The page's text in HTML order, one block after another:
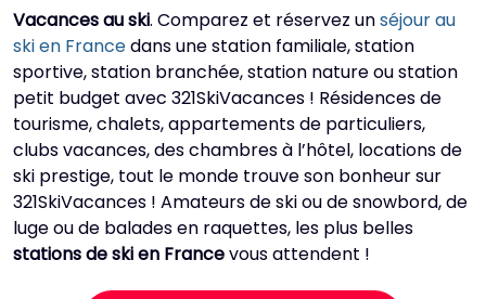
Tourmalet, le plus grand domaine skiable
des Pyrénées. Beaucoup de pistes,
remontées mécaniques modernes,
qualité de la neige bonne, ambiance
haute montagne garantie !
Vacances au ski. Comparez et réservez unséjour au
ski en Francedans une station familiale, station
sportive, station branchée, station nature ou station
petit budget avec 321SkiVacances ! Résidences de
tourisme, chalets, appartements de particuliers,
clubs vacances, des chambres à l’hôtel, locations de
ski prestige, tout le monde trouve son bonheur sur
321SkiVacances ! Amateurs de ski ou de snowbord, de
luge ou de balades en raquettes, les plus belles
stations de ski en Francevous attendent !